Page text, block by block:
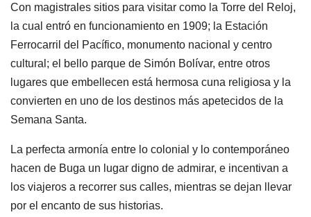
Con magistrales sitios para visitar como la Torre del Reloj,
la cual entró en funcionamiento en 1909; la Estación
Ferrocarril del Pacífico, monumento nacional y centro
cultural; el bello parque de Simón Bolívar, entre otros
lugares que embellecen está hermosa cuna religiosa y la
convierten en uno de los destinos más apetecidos de la
Semana Santa.
La perfecta armonía entre lo colonial y lo contemporáneo
hacen de Buga un lugar digno de admirar, e incentivan a
los viajeros a recorrer sus calles, mientras se dejan llevar
por el encanto de sus historias.